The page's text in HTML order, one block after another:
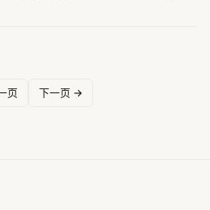
题目与解析，适合准备AI算法工程师
页 下一页 →